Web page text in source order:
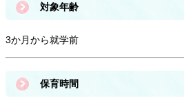
対象年齢
3か月から就学前
保育時間